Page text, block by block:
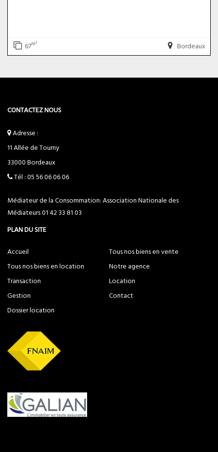
67m² Bordeaux
CONTACTEZ NOUS
Adresse :
11 Allée de Tourny
33000Bordeaux
Tél :05 56 06 06 06
Médiateur de la Consommation: Association Nationale des
Médiateurs01 42 33 81 03
PLAN DU SITE
Accueil
Tous nos biens en vente
Tous nos biens en location
Notre agence
Transaction
Location
Gestion
Contact
Dossier location